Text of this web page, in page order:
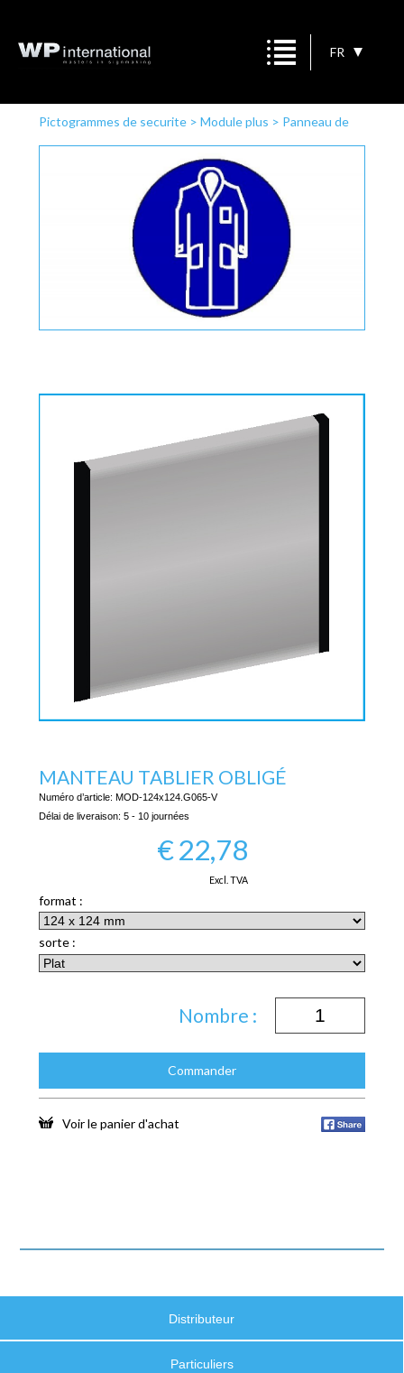
FR
Pictogrammes de securite> Module plus > Panneau de
manteau tablier obligé
MANTEAU TABLIER OBLIGÉ
Numéro d’article: MOD-124x124.G065-V
Délai de liveraison: 5 - 10 journées
€22,78
Excl. TVA
format :
sorte :
Nombre :
Commander
Voir le panier d'achat
Distributeur
Particuliers